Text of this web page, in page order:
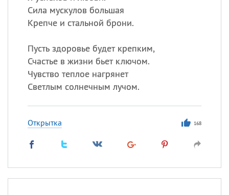
Сила мускулов большая
Крепче и стальной брони.
Пусть здоровье будет крепким,
Счастье в жизни бьет ключом.
Чувство теплое нагрянет
Светлым солнечным лучом.
Открытка 168